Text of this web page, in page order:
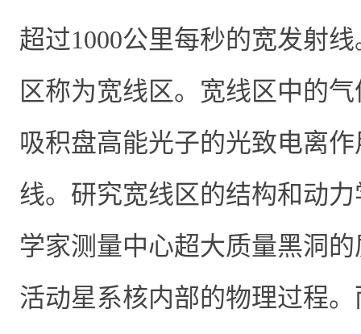
超过1000公里每秒的宽发射
区称为宽线区。宽线区中的
吸积盘高能光子的光致电离
线。研究宽线区的结构和动
学家测量中心超大质量黑洞
活动星系核内部的物理过程